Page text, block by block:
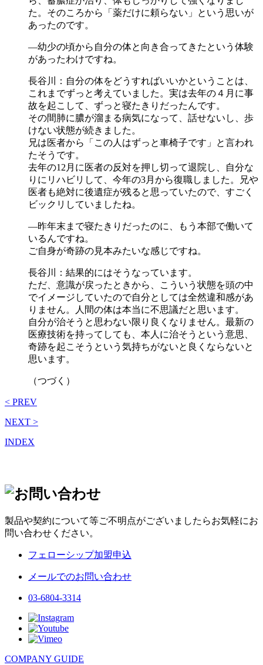
た。そのころから「薬だけに頼らない」という思いが
あったのです。
―幼少の頃から自分の体と向き合ってきたという体験
があったわけですね。
長谷川：自分の体をどうすればいいかということは、
これまでずっと考えていました。実は去年の４月に事
故を起こして、ずっと寝たきりだったんです。
その間肺に膿が溜まる病気になって、話せないし、歩
けない状態が続きました。
兄は医者から「この人はずっと車椅子です」と言われ
たそうです。
去年の12月に医者の反対を押し切って退院し、自分な
りにリハビリして、今年の3月から復職しました。兄や
医者も絶対に後遺症が残ると思っていたので、すごく
ビックリしていましたね。
―昨年末まで寝たきりだったのに、もう本部で働いて
いるんですね。
ご自身が奇跡の見本みたいな感じですね。
長谷川：結果的にはそうなっています。
ただ、意識が戻ったときから、こういう状態を頭の中
でイメージしていたので自分としては全然違和感があ
りません。人間の体は本当に不思議だと思います。
自分が治そうと思わない限り良くなりません。最新の
医療技術を持ってしても、本人に治そうという意思、
奇跡を起こそうという気持ちがないと良くならないと
思います。
（つづく）
< PREV
NEXT >
INDEX
製品や契約について等ご不明点がございましたらお気軽にお
問い合わせください。
フェローシップ加盟申込
メールでのお問い合わせ
03-6804-3314
COMPANY GUIDE